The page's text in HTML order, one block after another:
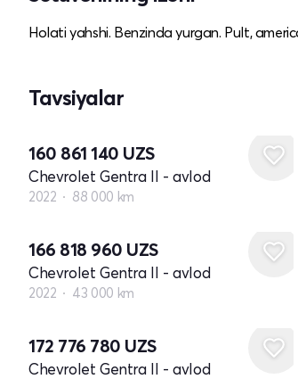
Holati yahshi. Benzinda yurgan. Pult,
Tavsiyalar
160 861 140 UZS
Chevrolet Gentra II - avlod
2022 88 000 km
166 818 960 UZS
Chevrolet Gentra II - avlod
2022 43 000 km
172 776 780 UZS
Chevrolet Gentra II - avlod